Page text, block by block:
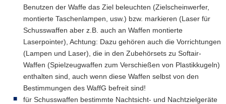
Benutzen der Waffe das Ziel beleuchten (Zielscheinwerfer,
montierte Taschenlampen, usw.) bzw. markieren (Laser für
Schusswaffen aber z.B. auch an Waffen montierte
Laserpointer), Achtung: Dazu gehören auch die Vorrichtungen
(Lampen und Laser), die in den Zubehörsets zu Softair-
Waffen (Spielzeugwaffen zum Verschießen von Plastikkugeln)
enthalten sind, auch wenn diese Waffen selbst von den
Bestimmungen des WaffG befreit sind!
für Schusswaffen bestimmte Nachtsicht- und Nachtzielgeräte